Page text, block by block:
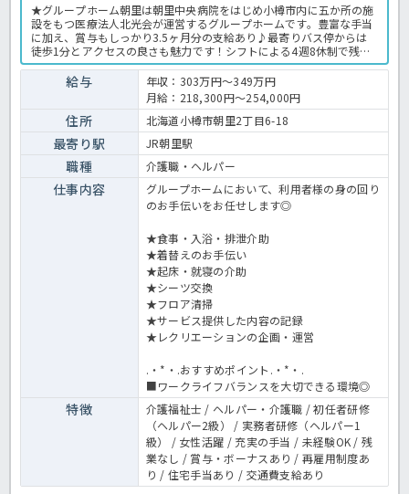
★グループホーム朝里は朝里中央病院をはじめ小樽市内に五か所の施
設をもつ医療法人北光会が運営するグループホームです。豊富な手当
に加え、賞与もしっかり3.5ヶ月分の支給あり♪最寄りバス停からは
徒歩1分とアクセスの良さも魅力です！シフトによる4週8休制で残業
もありませんので、ゆとりある働き方ができますね。初任者研修以上
の資格をお持ちであれば、未経験の方やブランクのある方、キャリア
の浅い方もご応募OK◎まずはほっ介護までお気軽にご相談ください
ね。グループホームでの介護業務全般です。 ＜介護職 正職員 グル
ープホームの求人＞
給与
年収：303万円～349万円
月給：218,300円～254,000円
住所 北海道小樽市朝里2丁目6-18
最寄り駅 JR朝里駅
職種 介護職・ヘルパー
仕事内容
グループホームにおいて、利用者様の身の回り
のお手伝いをお任せします◎
★食事・入浴・排泄介助
★着替えのお手伝い
★起床・就寝の介助
★シーツ交換
★フロア清掃
★サービス提供した内容の記録
★レクリエーションの企画・運営
.・*・.おすすめポイント.・*・.
■ワークライフバランスを大切できる環境◎
特徴
介護福祉士 / ヘルパー・介護職 / 初任者研修
（ヘルパー2級） / 実務者研修（ヘルパー1
級） / 女性活躍 / 充実の手当 / 未経験OK / 残
業なし / 賞与・ボーナスあり / 再雇用制度あ
り / 住宅手当あり / 交通費支給あり